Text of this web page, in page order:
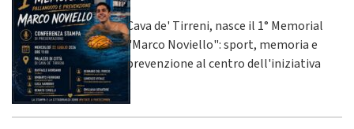
Cava de' Tirreni, nasce il 1° Memorial
"Marco Noviello": sport, memoria e
prevenzione al centro dell'iniziativa